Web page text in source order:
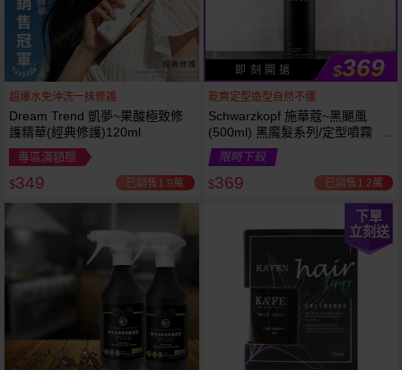
超爆水免沖洗一抹修護
Dream Trend 凱夢~果酸極致修
護精華(經典修護)120ml
專區滿額贈
$349 已銷售1.9萬
即 刻 開 搶 $369
乾爽定型造型自然不僵
Schwarzkopf 施華蔻~黑颶風
(500ml) 黑魔髮系列/定型噴霧 施
華寇
限時下殺
$369 已銷售1.2萬
下單
立刻送